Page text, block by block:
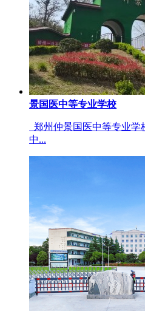
景国医中等专业学校
郑州仲景国医中等专业学
中...